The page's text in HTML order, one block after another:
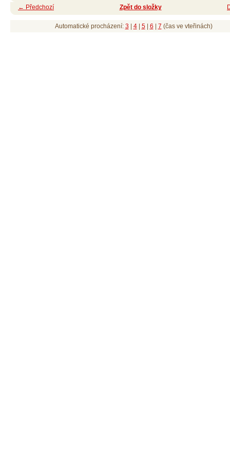
← Předchozí Zpět do složky
Automatické procházení: 3| 4| 5| 6 7 (čas ve vteřinách)